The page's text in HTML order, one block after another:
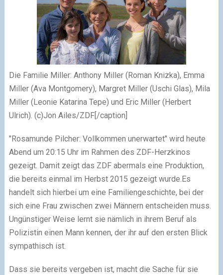
Die Familie Miller: Anthony Miller (Roman Knizka), Emma
Miller (Ava Montgomery), Margret Miller (Uschi Glas), Mila
Miller (Leonie Katarina Tepe) und Eric Miller (Herbert
Ulrich). (c)Jon Ailes/ZDF[/caption]
"Rosamunde Pilcher: Vollkommen unerwartet" wird heute
Abend um 20:15 Uhr im Rahmen des ZDF-Herzkinos
gezeigt. Damit zeigt das ZDF abermals eine Produktion,
die bereits einmal im Herbst 2015 gezeigt wurde.Es
handelt sich hierbei um eine Familiengeschichte, bei der
sich eine Frau zwischen zwei Männern entscheiden muss.
Ungünstiger Weise lernt sie nämlich in ihrem Beruf als
Polizistin einen Mann kennen, der ihr auf den ersten Blick
sympathisch ist.
Dass sie bereits vergeben ist, macht die Sache für sie